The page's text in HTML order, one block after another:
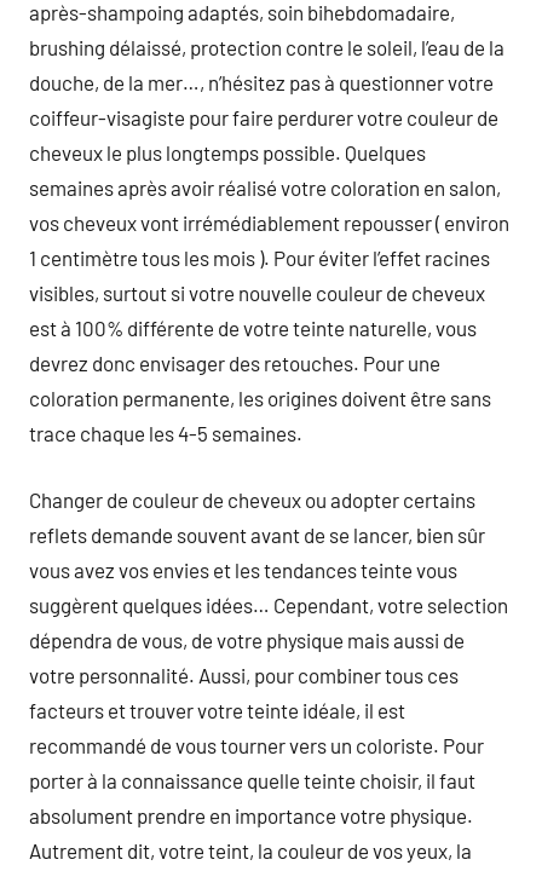
après-shampoing adaptés, soin bihebdomadaire,
brushing délaissé, protection contre le soleil, l’eau de la
douche, de la mer…, n’hésitez pas à questionner votre
coiffeur-visagiste pour faire perdurer votre couleur de
cheveux le plus longtemps possible. Quelques
semaines après avoir réalisé votre coloration en salon,
vos cheveux vont irrémédiablement repousser ( environ
1 centimètre tous les mois ). Pour éviter l’effet racines
visibles, surtout si votre nouvelle couleur de cheveux
est à 100% différente de votre teinte naturelle, vous
devrez donc envisager des retouches. Pour une
coloration permanente, les origines doivent être sans
trace chaque les 4-5 semaines.
Changer de couleur de cheveux ou adopter certains
reflets demande souvent avant de se lancer, bien sûr
vous avez vos envies et les tendances teinte vous
suggèrent quelques idées… Cependant, votre selection
dépendra de vous, de votre physique mais aussi de
votre personnalité. Aussi, pour combiner tous ces
facteurs et trouver votre teinte idéale, il est
recommandé de vous tourner vers un coloriste. Pour
porter à la connaissance quelle teinte choisir, il faut
absolument prendre en importance votre physique.
Autrement dit, votre teint, la couleur de vos yeux, la